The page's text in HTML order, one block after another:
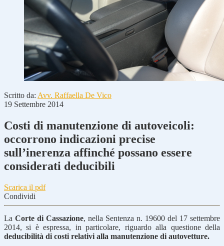
Scritto da: Avv. Raffaella De Vico
19 Settembre 2014
Costi di manutenzione di autoveicoli:
occorrono indicazioni precise
sull’inerenza affinché possano essere
considerati deducibili
Scarica il pdf
Condividi
La Corte di Cassazione, nella Sentenza n. 19600 del 17 settembre
2014, si è espressa, in particolare, riguardo alla questione della
deducibilità di costi relativi alla manutenzione di autovetture.